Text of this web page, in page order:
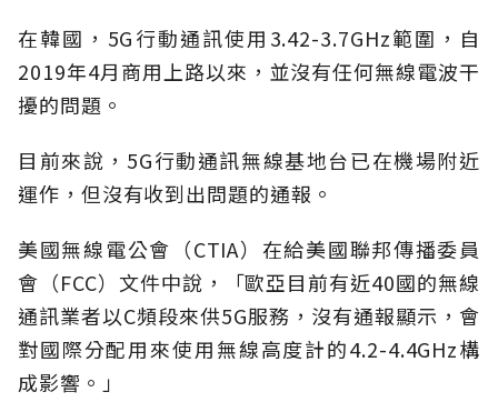
在韓國，5G行動通訊使用3.42-3.7GHz範圍，自
2019年4月商用上路以來，並沒有任何無線電波干
擾的問題。
目前來說，5G行動通訊無線基地台已在機場附近
運作，但沒有收到出問題的通報。
美國無線電公會（CTIA）在給美國聯邦傳播委員
會（FCC）文件中說，「歐亞目前有近40國的無線
通訊業者以C頻段來供5G服務，沒有通報顯示，會
對國際分配用來使用無線高度計的4.2-4.4GHz構
成影響。」